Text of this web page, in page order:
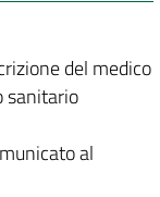
del medico
sanitario
al